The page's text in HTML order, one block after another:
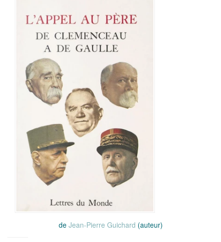
de Jean-Pierre Guichard (auteur)